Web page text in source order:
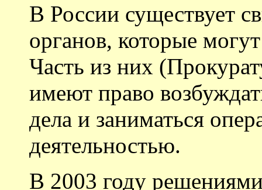
В России существует
органов, которые
Часть из них
имеют право
дела и заниматься
деятельностью.
В 2003 году